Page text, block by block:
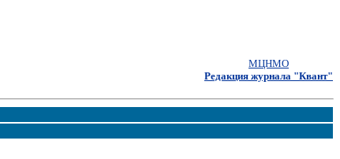
МЦНМО
Редакция журнала "Квант"